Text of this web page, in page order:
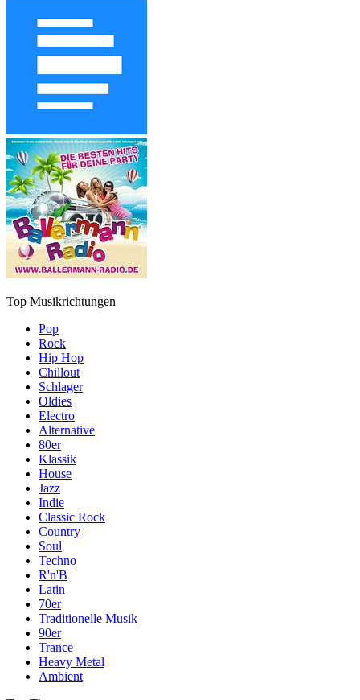
Top Musikrichtungen
Pop
Rock
Hip Hop
Chillout
Schlager
Oldies
Electro
Alternative
80er
Klassik
House
Jazz
Indie
Classic Rock
Country
Soul
Techno
R'n'B
Latin
70er
Traditionelle Musik
90er
Trance
Heavy Metal
Ambient